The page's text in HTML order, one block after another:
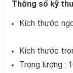
Thông số kỹ
Kích thước
Kích thước
Trọng lượng :